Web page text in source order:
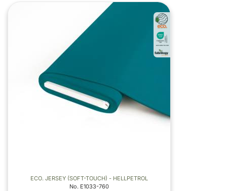
ECO. JERSEY (SOFT-TOUCH) - HELLPETROL
No. E1033-760